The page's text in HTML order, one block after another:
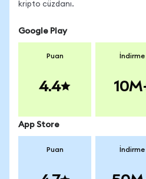
kripto cüzdanı.
Google Play
Puan
4.4
İndirme
App Store
Puan İndirme